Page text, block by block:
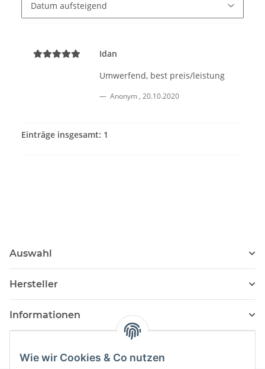
Wie wir Cookies & Co nutzen
Idan
Umwerfend, best preis/leistung
Anonym , 20.10.2020
Einträge insgesamt: 1
Auswahl
Hersteller
Informationen